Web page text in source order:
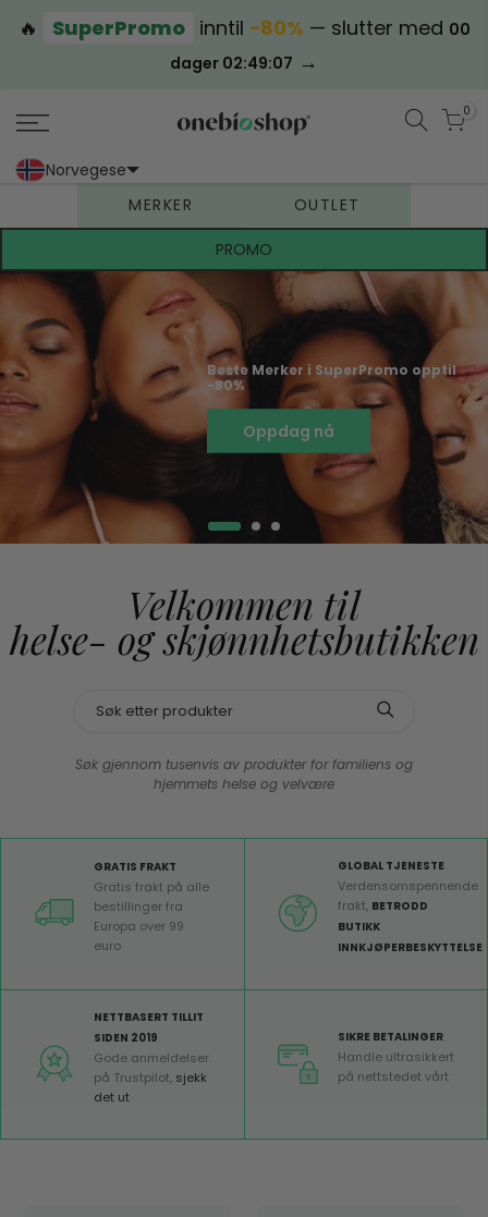
🔥 SuperPromo inntil −80% — slutter med 00
dager 02:49:07 →
0
Norvegese
MERKER OUTLET
PROMO
Beste Merker i SuperPromo opptil
-80%
Oppdag nå
Velkommen til
helse- ogskjønnhetsbutikken
Søk gjennom tusenvis av produkter for familiens og
hjemmets helse og velvære
GRATIS FRAKT
Gratis frakt på alle
bestillinger fra
Europa over 99
euro
GLOBAL TJENESTE
Verdensomspennende
frakt, BETRODD
BUTIKK
INNKJØPERBESKYTTELSE
NETTBASERT TILLIT
SIDEN 2019
Gode anmeldelser
på Trustpilot, sjekk
det ut
SIKRE BETALINGER
Handle ultrasikkert
på nettstedet vårt